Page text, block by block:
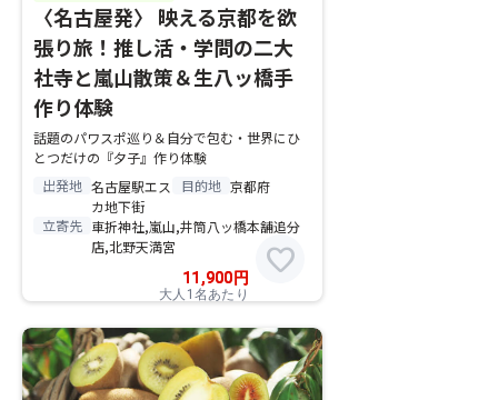
〈名古屋発〉 映える京都を欲
張り旅！推し活・学問の二大
社寺と嵐山散策＆生八ッ橋手
作り体験
話題のパワスポ巡り＆自分で包む・世界にひ
とつだけの『夕子』作り体験
出発地 名古屋駅エス
カ地下街
目的地 京都府
立寄先 車折神社,嵐山,井筒八ッ橋本舗追分
店,北野天満宮
11,900 円
大人1名あたり
favorite